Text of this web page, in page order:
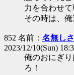
力を合わせ
その時は、
852 名前： 名無し
2023/12/10(Sun)
俺のおにぎ
ろ！